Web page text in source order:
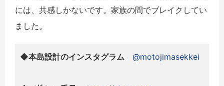
には、共感しかないです。家族の間でブレイクしてい
ました。
◆本島設計のインスタグラム @motojimasekkei